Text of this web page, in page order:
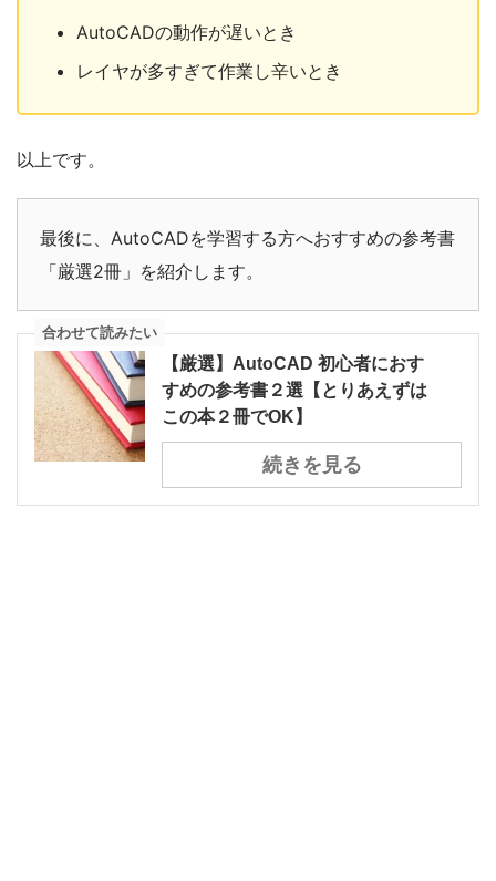
AutoCADの動作が遅いとき
レイヤが多すぎて作業し辛いとき
以上です。
最後に、AutoCADを学習する方へおすすめの参考書
「厳選2冊」を紹介します。
合わせて読みたい
【厳選】AutoCAD 初心者におす
すめの参考書２選【とりあえずは
この本２冊でOK】
続きを見る